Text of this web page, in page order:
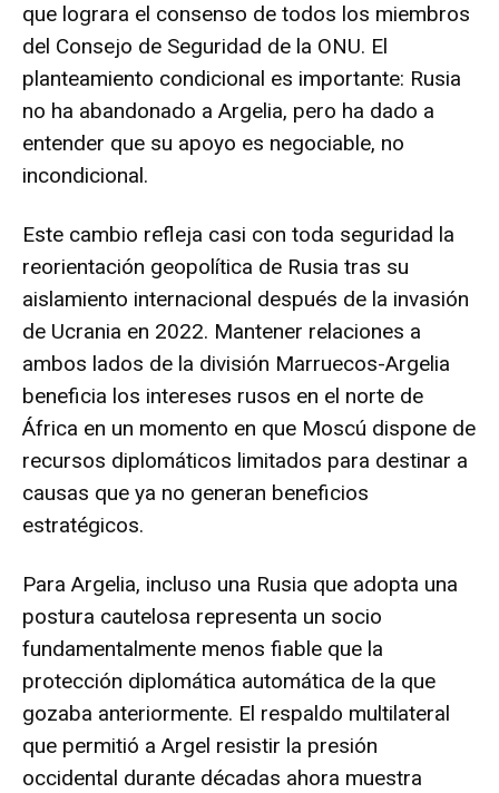
que lograra el consenso de todos los miembros
del Consejo de Seguridad de la ONU. El
planteamiento condicional es importante: Rusia
no ha abandonado a Argelia, pero ha dado a
entender que su apoyo es negociable, no
incondicional.
Este cambio refleja casi con toda seguridad la
reorientación geopolítica de Rusia tras su
aislamiento internacional después de la invasión
de Ucrania en 2022. Mantener relaciones a
ambos lados de la división Marruecos-Argelia
beneficia los intereses rusos en el norte de
África en un momento en que Moscú dispone de
recursos diplomáticos limitados para destinar a
causas que ya no generan beneficios
estratégicos.
Para Argelia, incluso una Rusia que adopta una
postura cautelosa representa un socio
fundamentalmente menos fiable que la
protección diplomática automática de la que
gozaba anteriormente. El respaldo multilateral
que permitió a Argel resistir la presión
occidental durante décadas ahora muestra